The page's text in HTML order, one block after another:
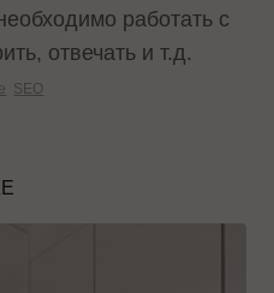
работать с
отвечать и т.д.
SEO